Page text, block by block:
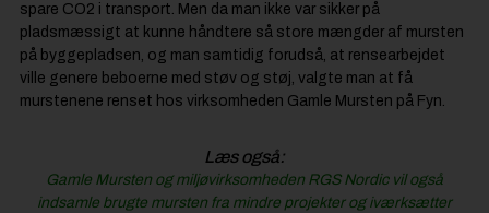
spare CO2 i transport. Men da man ikke var sikker på
pladsmæssigt at kunne håndtere så store mængder af mursten
på byggepladsen, og man samtidig forudså, at rensearbejdet
ville genere beboerne med støv og støj, valgte man at få
murstenene renset hos virksomheden Gamle Mursten på Fyn.
Læs også:
Gamle Mursten og miljøvirksomheden RGS Nordic vil også
indsamle brugte mursten fra mindre projekter og iværksætter